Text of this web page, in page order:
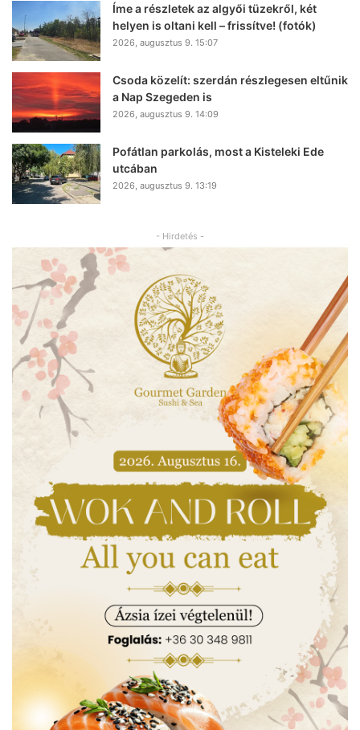
Íme a részletek az algyői tüzekről, két
helyen is oltani kell – frissítve! (fotók)
2026, augusztus 9. 15:07
Csoda közelít: szerdán részlegesen eltűnik
a Nap Szegeden is
2026, augusztus 9. 14:09
Pofátlan parkolás, most a Kisteleki Ede
utcában
2026, augusztus 9. 13:19
- Hirdetés -